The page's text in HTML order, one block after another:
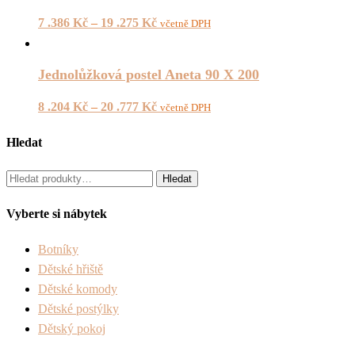
7 .386 Kč – 19 .275 Kč včetně DPH
Jednolůžková postel Aneta 90 X 200
8 .204 Kč – 20 .777 Kč včetně DPH
Hledat
Hledat: Hledat
Vyberte si nábytek
Botníky
Dětské hřiště
Dětské komody
Dětské postýlky
Dětský pokoj